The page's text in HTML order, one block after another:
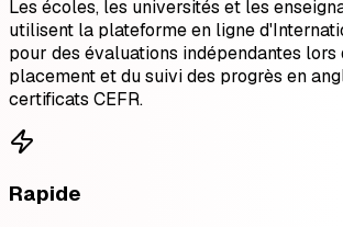
Les écoles, les universités et les
utilisent la plateforme en ligne
pour des évaluations indépendantes lors
placement et du suivi des progrès en
certificats CEFR.
Rapide